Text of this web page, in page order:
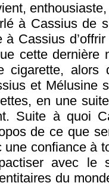
à Cassius de
à Cassius
cette dernière
cigarette, alors
et Mélusine
en une
Suite à quoi
de ce que
confiance à
avec le
du